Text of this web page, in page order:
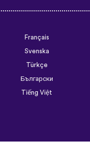
Français
Svenska
Türkçe
Български
Tiếng Việt